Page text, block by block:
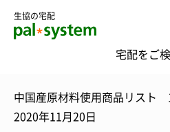
生協の宅配
宅配をご
中国産原材料使用商品リスト
2020年11月20日